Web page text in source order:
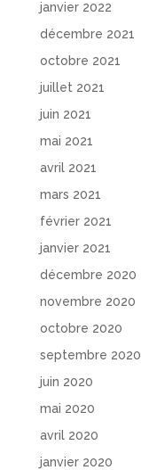
janvier 2022
décembre 2021
octobre 2021
juillet 2021
juin 2021
mai 2021
avril 2021
mars 2021
février 2021
janvier 2021
décembre 2020
novembre 2020
octobre 2020
septembre 2020
juin 2020
mai 2020
avril 2020
janvier 2020